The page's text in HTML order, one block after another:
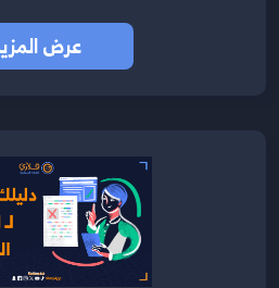
عرض